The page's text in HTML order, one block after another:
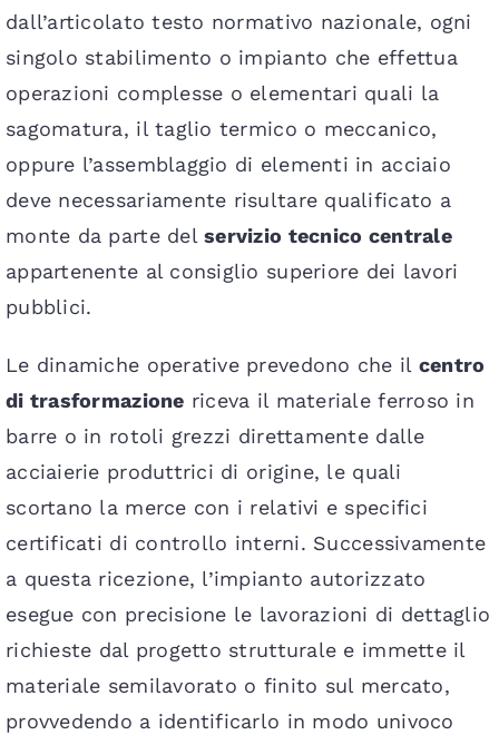
dall’articolato testo normativo nazionale, ogni
singolo stabilimento o impianto che effettua
operazioni complesse o elementari quali la
sagomatura, il taglio termico o meccanico,
oppure l’assemblaggio di elementi in acciaio
deve necessariamente risultare qualificato a
monte da parte delservizio tecnico centrale
appartenente al consiglio superiore dei lavori
pubblici.
Le dinamiche operative prevedono che il centro
di trasformazione riceva il materiale ferroso in
barre o in rotoli grezzi direttamente dalle
acciaierie produttrici di origine, le quali
scortano la merce con i relativi e specifici
certificati di controllo interni. Successivamente
a questa ricezione, l’impianto autorizzato
esegue con precisione le lavorazioni di dettaglio
richieste dal progetto strutturale e immette il
materiale semilavorato o finito sul mercato,
provvedendo a identificarlo in modo univoco